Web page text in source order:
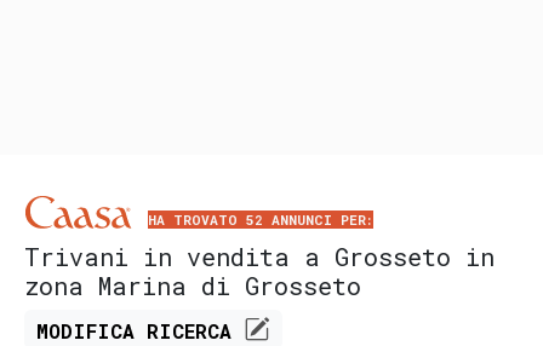
HA TROVATO 52 ANNUNCI PER:
Trivani in vendita a Grosseto in
zona Marina di Grosseto
MODIFICA RICERCA